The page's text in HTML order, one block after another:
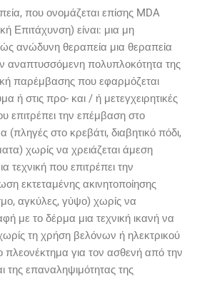
που ονομάζεται επίσης MDA
Επιτάχυνση) είναι: μια μη
ανώδυνη θεραπεία μια θεραπεία
αναπτυσσόμενη πολυπλοκότητα της
παρέμβασης που εφαρμόζεται
ή στις προ- και / ή μετεγχειρητικές
επιτρέπει την επέμβαση στο
στο κρεβάτι, διαβητικό πόδι,
χωρίς να χρειάζεται άμεση
τεχνική που επιτρέπει την
εκτεταμένης ακινητοποίησης
αγκύλες, γύψο) χωρίς να
με το δέρμα μια τεχνική ικανή να
τη χρήση βελόνων ή ηλεκτρικού
πλεονέκτημα για τον ασθενή από την
της επαναληψιμότητας της